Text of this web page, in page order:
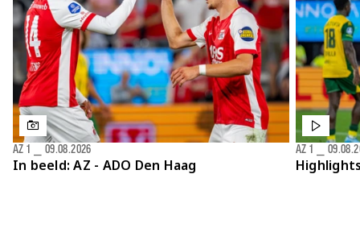
In beeld: AZ - ADO Den Haag
AZ 1 09.08.2026 AZ 1